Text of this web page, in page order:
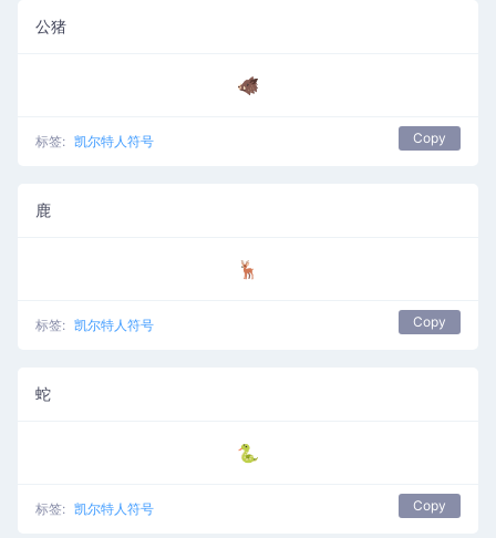
公猪
🐗
标签: 凯尔特人符号 Copy
鹿
🦌
标签: 凯尔特人符号 Copy
蛇
🐍
标签: 凯尔特人符号 Copy